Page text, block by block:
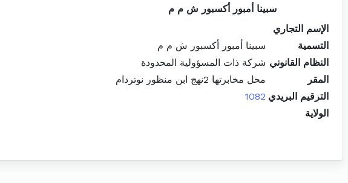
سبينا أمبور أكسبور ش م م
الإسم التجاري
التسمية
سبينا أمبور أكسبور ش م م
النظام القانوني شركة ذات المسؤولية المحدودة
المقر
محل مخابرتها 2نهج ابن منظور نوتردام
الترقيم البريدي 1082
الولاية